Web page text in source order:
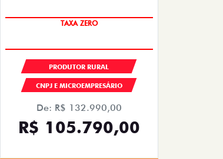
TAXA ZERO
PRODUTOR RURAL
CNPJ E MICROEMPRESÁRIO
De: R$ 132.990,00
R$ 105.790,00